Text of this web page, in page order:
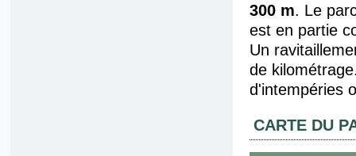
300 m. Le
est en partie
Un
de
d'intempéries
CARTE DU